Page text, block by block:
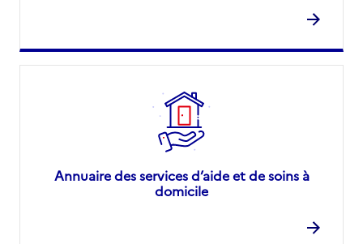
Annuaire des services d’aide et de soins à
domicile